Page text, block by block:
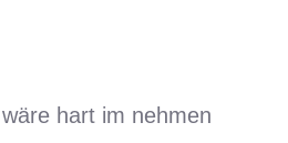
hart im nehmen